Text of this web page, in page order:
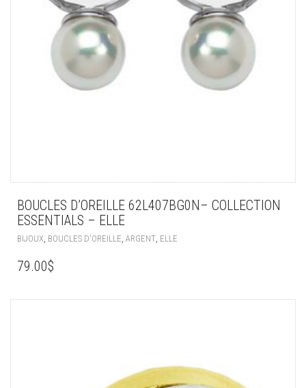
BOUCLES D’OREILLE 62L407BG0N– COLLECTION
ESSENTIALS – ELLE
BIJOUX, BOUCLES D'OREILLE, ARGENT, ELLE
79.00$